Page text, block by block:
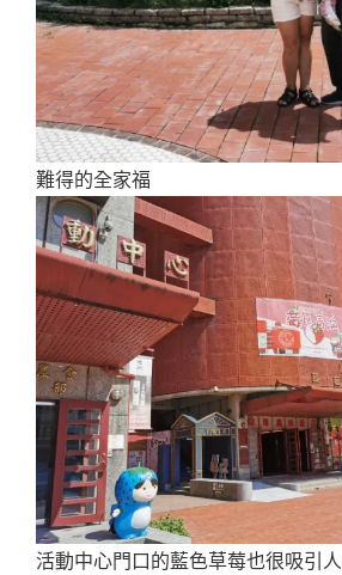
難得的全家福
活動中心門口的藍色草莓也很吸引人